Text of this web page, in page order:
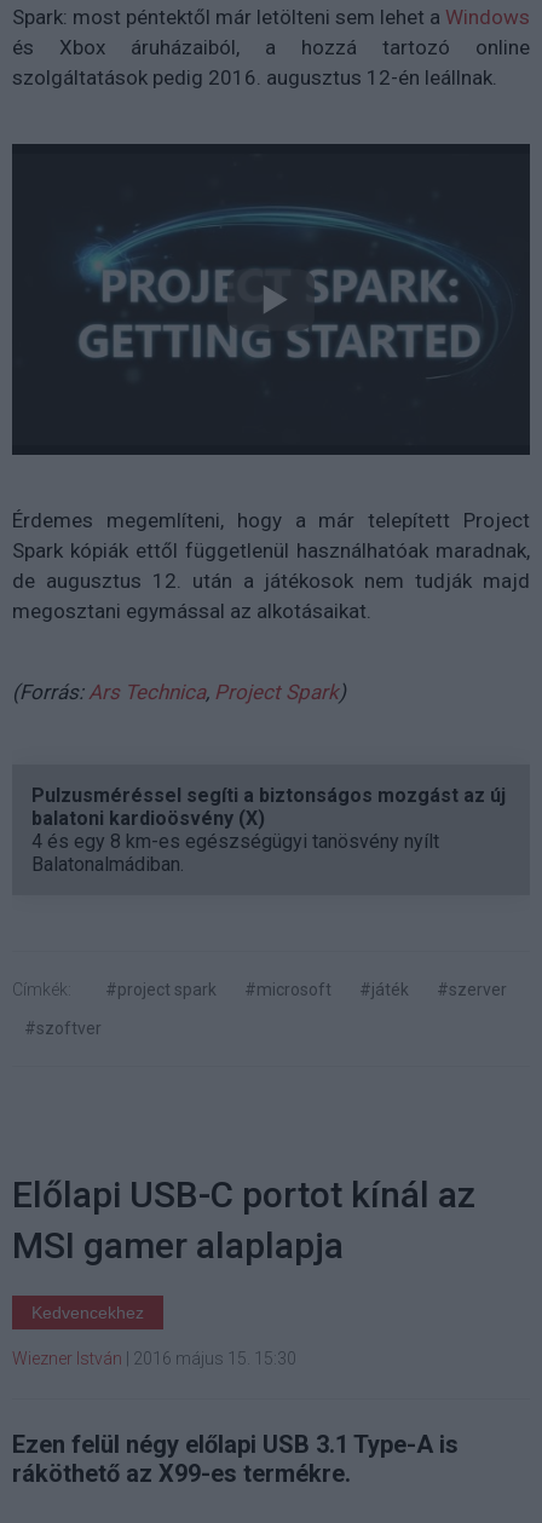
Spark: most péntektől már letölteni sem lehet a Windows
és Xbox áruházaiból, a hozzá tartozó online
szolgáltatások pedig 2016. augusztus 12-én leállnak.
Érdemes megemlíteni, hogy a már telepített Project
Spark kópiák ettől függetlenül használhatóak maradnak,
de augusztus 12. után a játékosok nem tudják majd
megosztani egymással az alkotásaikat.
(Forrás:Ars Technica, Project Spark)
Pulzusméréssel segíti a biztonságos mozgást az új
balatoni kardioösvény (X)
4 és egy 8 km-es egészségügyi tanösvény nyílt
Balatonalmádiban.
Címkék: #project spark #microsoft #játék
#szerver
#szoftver
Előlapi USB-C portot kínál az
MSI gamer alaplapja
Kedvencekhez
Wiezner István 2016 május 15. 15:30
Ezen felül négy előlapi USB 3.1 Type-A is
ráköthető az X99-es termékre.